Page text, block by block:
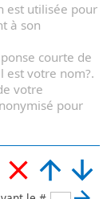
est utilisée pour
à son
courte de
est votre nom?.
votre
pour